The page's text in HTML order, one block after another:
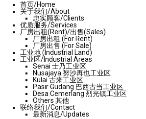
首页/Home
关于我们/About
忠实顾客/Clients
优质服务/Services
厂房出租(Rent)/出售(Sales)
厂房出租 (For Rent)
厂房出售 (For Sale)
工业地 (Industrial Land)
工业区/Industrial Areas
Senai 士乃工业区
Nusajaya 努沙再也工业区
Kulai 古来工业区
Pasir Gudang 巴西古当工业区
Desa Cemerlang 烈光镇工业区
Others 其他
联络我们/Contact
最新消息/Updates